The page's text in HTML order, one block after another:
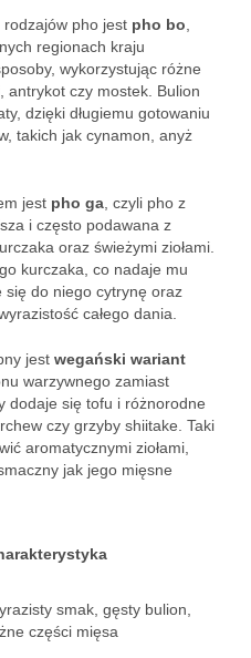
pho jest pho bo
regionach kraju
wykorzystując różne
antrykot czy mostek. Bulion
dzięki długiemu gotowaniu
takich jak cynamon, anyż
jest pho ga , czyli pho z
i często podawana z
oraz świeżymi ziołami.
kurczaka, co nadaje mu
się do niego cytrynę oraz
całego dania.
jest wegański wariant
warzywnego zamiast
dodaje się tofu i różnorodne
czy grzyby shiitake. Taki
aromatycznymi ziołami,
jak jego mięsne
smak, gęsty bulion,
części mięsa